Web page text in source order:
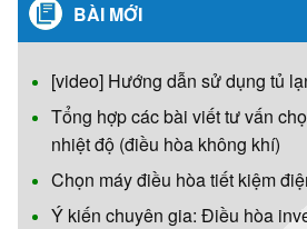
BÀI MỚI
[video] Hướng dẫn sử dụng tủ
Tổng hợp các bài viết tư vấn
nhiệt độ (điều hòa không khí)
Chọn máy điều hòa tiết kiệm
Ý kiến chuyên gia: Điều hòa